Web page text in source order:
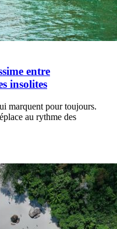
entre
insolites
marquent pour toujours.
au rythme des